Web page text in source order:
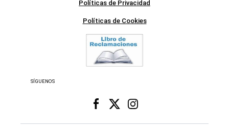
Políticas de Privacidad
Políticas de Cookies
SÍGUENOS